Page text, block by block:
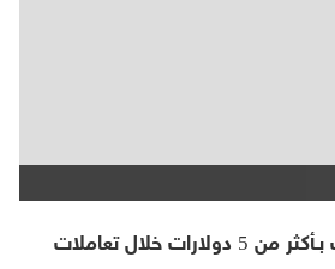
تراجعت أسعار الذهب بـأكثر من 5 دولارات خلال تعاملات